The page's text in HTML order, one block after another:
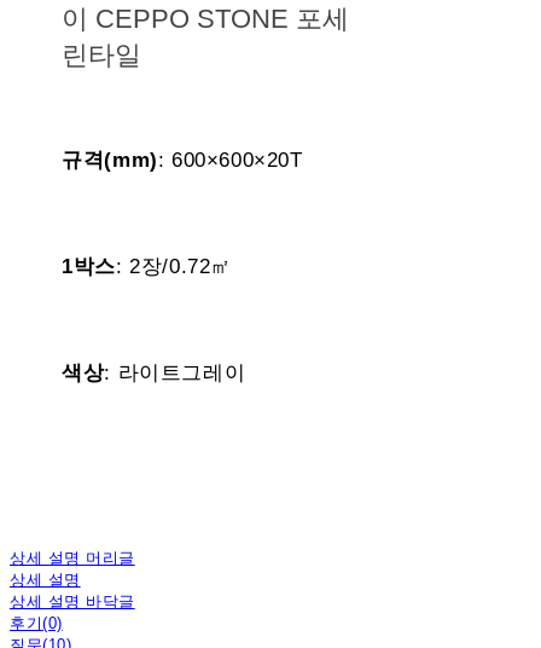
이 CEPPO STONE 포세
린타일
규격(mm): 600×600×20T
1박스: 2장/0.72㎡
색상: 라이트그레이
상세 설명 머리글
상세 설명
상세 설명 바닥글
후기(0)